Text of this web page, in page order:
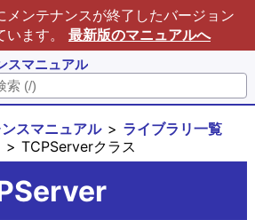
メンテナンスが終了したバージョン
ます。 最新版のマニュアルへ
スマニュアル
スマニュアル
ライブラリ一覧
TCPServerクラス